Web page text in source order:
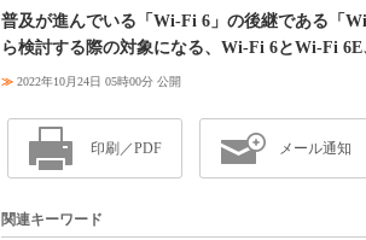
普及が進んでいる「Wi-Fi 6」の後継である「
ら検討する際の対象になる、Wi-Fi 6とWi-Fi
≫ 2022年10月24日 05時00分 公開
印刷／PDF メール通知
関連キーワード